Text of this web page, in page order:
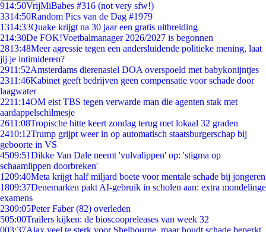
914:50VrijMiBabes #316 (not very sfw!)
3314:50Random Pics van de Dag #1979
1314:33Quake krijgt na 30 jaar een gratis uitbreiding
214:30De FOK!Voetbalmanager 2026/2027 is begonnen
2813:48Meer agressie tegen een andersluidende politieke mening, laat
jij je intimideren?
2911:52Amsterdams dierenasiel DOA overspoeld met babykonijntjes
2311:46Kabinet geeft bedrijven geen compensatie voor schade door
laagwater
2211:14OM eist TBS tegen verwarde man die agenten stak met
aardappelschilmesje
2611:08Tropische hitte keert zondag terug met lokaal 32 graden
2410:12Trump grijpt weer in op automatisch staatsburgerschap bij
geboorte in VS
4509:51Dikke Van Dale neemt 'vulvalippen' op: 'stigma op
schaamlippen doorbreken'
1209:40Meta krijgt half miljard boete voor mentale schade bij jongeren
1809:37Denemarken pakt AI-gebruik in scholen aan: extra mondelinge
examens
2309:05Peter Faber (82) overleden
505:00Trailers kijken: de bioscoopreleases van week 32
003:37Ajax veel te sterk voor Shelbourne, maar houdt schade beperkt